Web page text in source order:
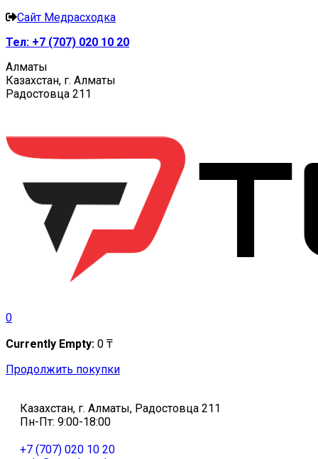
Сайт Медрасходка
Тел: +7 (707) 020 10 20
Алматы
Казахстан, г. Алматы
Радостовца 211
0
Currently Empty: 0 ₸
Продолжить покупки
Казахстан, г. Алматы, Радостовца 211
Пн-Пт: 9:00-18:00
+7 (707) 020 10 20